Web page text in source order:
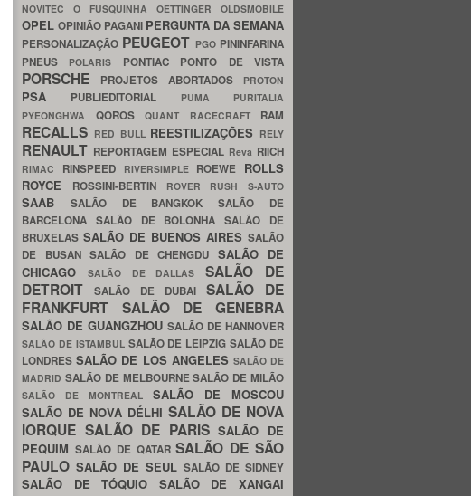
NOVITEC O FUSQUINHA OETTINGER OLDSMOBILE
OPEL OPINIÃO PAGANI PERGUNTA DA SEMANA
PERSONALIZAÇÃO PEUGEOT PGO PININFARINA
PNEUS
POLARIS PONTIAC PONTO DE VISTA
PORSCHE PROJETOS ABORTADOS PROTON
PSA PUBLIEDITORIAL PUMA PURITALIA
PYEONGHWA QOROS QUANT RACECRAFT RAM
RECALLS RED BULL REESTILIZAÇÕES RELY
RENAULT REPORTAGEM ESPECIAL Reva RIICH
RIMAC RINSPEED RIVERSIMPLE ROEWE ROLLS
ROYCE
ROSSINI-BERTIN ROVER RUSH S-AUTO
SAAB SALÃO DE BANGKOKSALÃO DE
BARCELONA SALÃO DE BOLONHASALÃO DE
BRUXELAS SALÃO DE BUENOS AIRES SALÃO
DE BUSAN SALÃO DE CHENGDU SALÃO DE
CHICAGO
SALÃO DE DALLASSALÃO DE
DETROIT
SALÃO DE DUBAI SALÃO DE
FRANKFURT SALÃO DE GENEBRA
SALÃO DE GUANGZHOU SALÃO DE HANNOVER
SALÃO DE ISTAMBUL SALÃO DE LEIPZIGSALÃO DE
LONDRESSALÃO DE LOS ANGELES SALÃO DE
MADRID SALÃO DE MELBOURNESALÃO DE MILÃO
SALÃO DE MONTREAL SALÃO DE MOSCOU
SALÃO DE NOVA DÉLHI SALÃO DE NOVA
IORQUE SALÃO DE PARISSALÃO DE
PEQUIM SALÃO DE QATARSALÃO DE SÃO
PAULO SALÃO DE SEUL SALÃO DE SIDNEY
SALÃO DE TÓQUIO SALÃO DE XANGAI